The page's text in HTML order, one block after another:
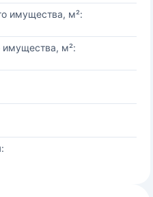
имущества, м²:
м²: